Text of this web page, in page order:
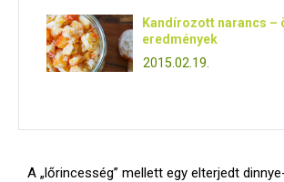
Kandírozott narancs –
eredmények
2015.02.19.
A „lőrincesség” mellett egy elterjedt